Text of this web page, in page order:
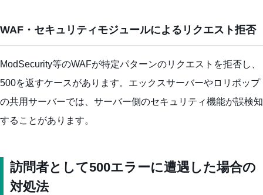
WAF・セキュリティモジュールによるリクエスト拒否
ModSecurity等のWAFが特定パターンのリクエストを拒否し、
500を返すケースがあります。エックスサーバーやロリポップ
の共用サーバーでは、サーバー側のセキュリティ機能が誤検知
することがあります。
訪問者として500エラーに遭遇した場合の
対処法